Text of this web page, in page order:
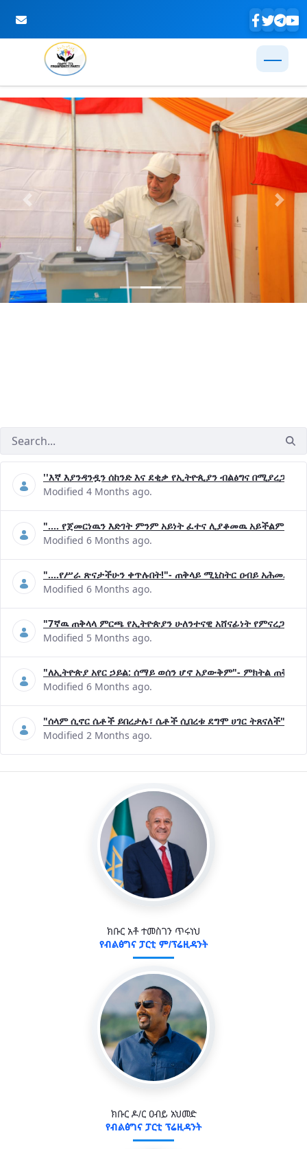
Skip to Main Content
Previous Next
''እኛ እያንዳንዷን ሰከንድ እና ደቂቃ የኢትዮጲያን ብልፅግና
Modified 4 Months ago.
".... የጀመርነዉን እድገት ምንም አይነት ፈተና ሊያቆመዉ አይችልም"-
Modified 6 Months ago.
"....የሥራ ጽናታችሁን ቀጥሉበት!"- ጠቅላይ ሚኒስትር ዐብይ አሕመድ (ዶ/
Modified 6 Months ago.
"7ኛዉ ጠቅላላ ምርጫ የኢትዮጵያን ሁለንተናዊ አሸናፊነት
Modified 5 Months ago.
"ለኢትዮጵያ አየር ኃይል: ሰማይ ወሰን ሆኖ አያውቅም"- ምክትል ጠቅላይ
Modified 6 Months ago.
"ሰላም ሲኖር ሴቶች ይበረታሉ፣ ሴቶች ሲበረቱ ደግሞ ሀገር ትጸናለች"-
Modified 2 Months ago.
ክቡር አቶ ተመስገን ጥሩነህ
የብልፅግና ፓርቲ ም/ፕሬዚዳንት
ክቡር ዶ/ር ዐብይ አህመድ
የብልፅግና ፓርቲ ፕሬዚዳንት